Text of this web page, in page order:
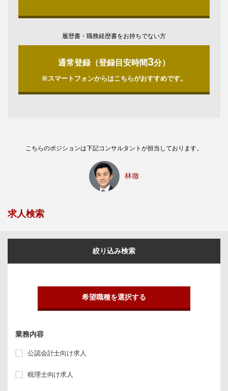
履歴書・職務経歴書をお持ちでない方
通常登録（登録目安時間3分）
※スマートフォンからはこちらがおすすめです。
こちらのポジションは下記コンサルタントが担当しております。
林徹
求人検索
絞り込み検索
希望職種を選択する
業務内容
公認会計士向け求人
税理士向け求人